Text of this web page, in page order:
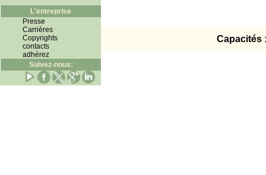
L'entreprise
Presse
Carrières
Copyrights
contacts
adhérez
Suivez-nous:
Capacités